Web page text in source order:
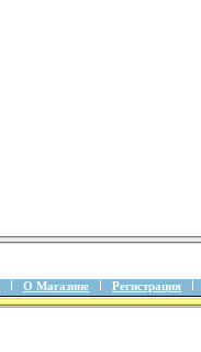
О Магазине Регистрация